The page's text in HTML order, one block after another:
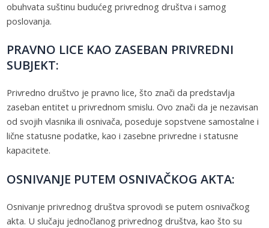
obuhvata suštinu budućeg privrednog društva i samog
poslovanja.
PRAVNO LICE KAO ZASEBAN PRIVREDNI
SUBJEKT:
Privredno društvo je pravno lice, što znači da predstavlja
zaseban entitet u privrednom smislu. Ovo znači da je nezavisan
od svojih vlasnika ili osnivača, poseduje sopstvene samostalne i
lične statusne podatke, kao i zasebne privredne i statusne
kapacitete.
OSNIVANJE PUTEM OSNIVAČKOG AKTA:
Osnivanje privrednog društva sprovodi se putem osnivačkog
akta. U slučaju jednočlanog privrednog društva, kao što su